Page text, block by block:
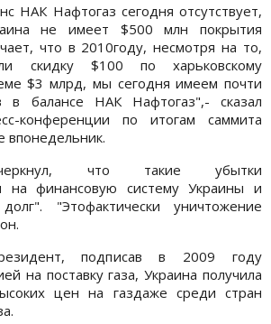
НАК Нафтогаз сегодня отсутствует,
не имеет $500 млн покрытия
что в 2010году, несмотря на то,
скидку $100 по харьковскому
$3 млрд, мы сегодня имеем почти
балансе НАК Нафтогаз",- сказал
конференции по итогам саммита
впонедельник.
что такие убытки
на финансовую систему Украины и
"Этофактически уничтожение
подписав в 2009 году
на поставку газа, Украина получила
цен на газдаже среди стран